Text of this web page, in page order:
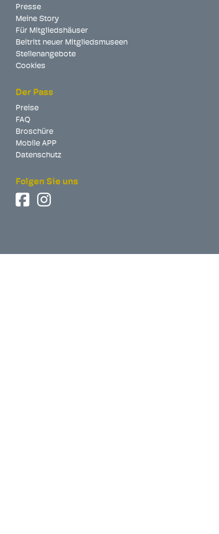
Presse
Meine Story
Für Mitgliedshäuser
Beitritt neuer Mitgliedsmuseen
Stellenangebote
Cookies
Der Pass
Preise
FAQ
Broschüre
Mobile APP
Datenschutz
Folgen Sie uns